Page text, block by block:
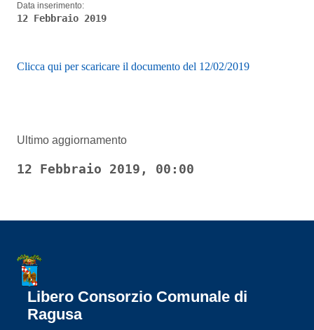
Data inserimento:
12 Febbraio 2019
Clicca qui per scaricare il documento del 12/02/2019
Ultimo aggiornamento
12 Febbraio 2019, 00:00
Libero Consorzio Comunale di
Ragusa